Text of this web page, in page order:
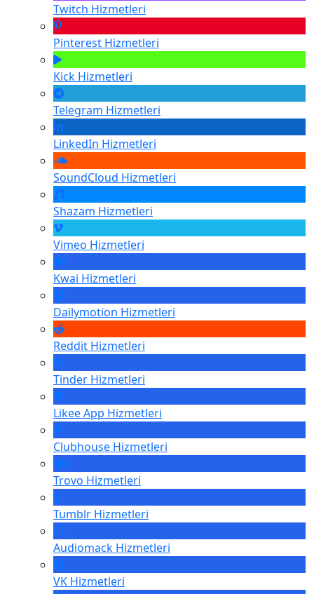
Twitch Hizmetleri
Pinterest Hizmetleri
Kick Hizmetleri
Telegram Hizmetleri
LinkedIn Hizmetleri
SoundCloud Hizmetleri
Shazam Hizmetleri
Vimeo Hizmetleri
Kwai Hizmetleri
Dailymotion Hizmetleri
Reddit Hizmetleri
Tinder Hizmetleri
Likee App Hizmetleri
Clubhouse Hizmetleri
Trovo Hizmetleri
Tumblr Hizmetleri
Audiomack Hizmetleri
VK Hizmetleri